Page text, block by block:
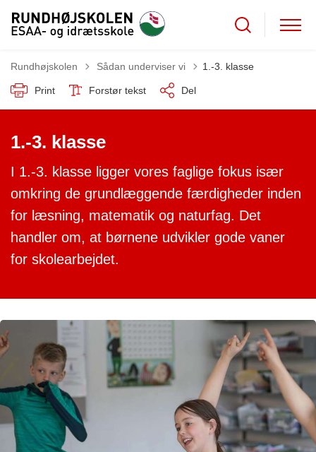
Rundhøjskolen Tilbage til
Sådan underviser vi 1.-3. klasse
Print Forstør tekst Del
1.-3. klasse
I 1.-3. klasse ligger vores faglige fokus især
omkring de grundlæggende færdigheder inden
for læsning, matematik og naturfag. Det
handler om, at børnene udvikler gode vaner
for skolearbejdet.